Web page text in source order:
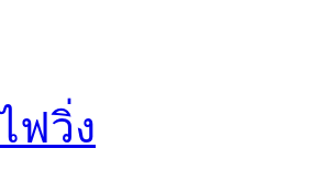
ฟวิ่ง